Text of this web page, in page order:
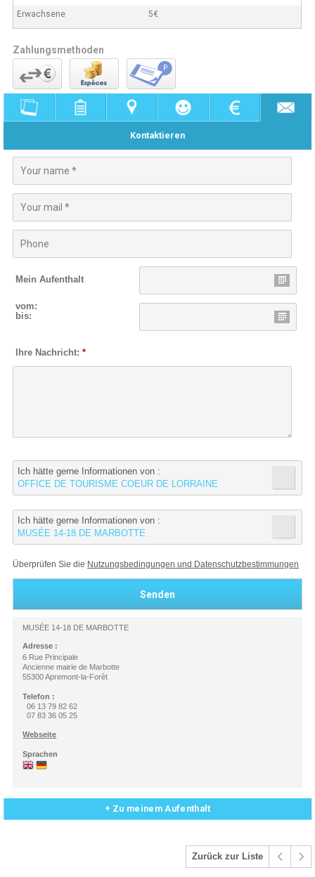
Erwachsene 5€
Zahlungsmethoden
Kontaktieren
Mein Aufenthalt
vom:
bis:
Ihre Nachricht:*
Ich hätte gerne Informationen von :
OFFICE DE TOURISME COEUR DE LORRAINE
Ich hätte gerne Informationen von :
MUSÉE 14-18 DE MARBOTTE
Überprüfen Sie die Nutzungsbedingungen und Datenschutzbestimmungen
MUSÉE 14-18 DE MARBOTTE
Adresse :
6 Rue Principale
Ancienne mairie de Marbotte
55300 Apremont-la-Forêt
Telefon :
06 13 79 82 62
07 83 36 05 25
Webseite
Sprachen
+ Zu meinem Aufenthalt
Zurück zur Liste